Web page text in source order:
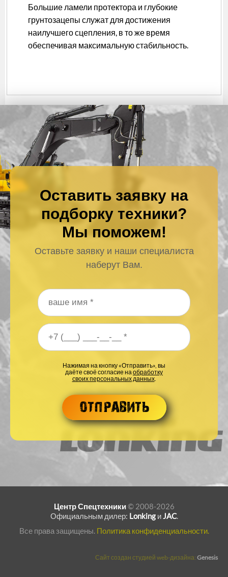
Большие ламели протектора и глубокие
грунтозацепы служат для достижения
наилучшего сцепления, в то же время
обеспечивая максимальную стабильность.
Оставить заявку на
подборку техники?
Мы поможем!
Оставьте заявку и наши специалиста
наберут Вам.
Ваше имя*
Ваш номер телефона*
Нажимая на кнопку «Отправить», вы
даёте своё согласие наобработку
своих персональных данных.
Центр Спецтехники© 2008-2026
Официальным дилер: LonkingиJAC.
Все права защищены. Политика конфиденциальности.
Сайт создан студией web-дизайна: Genesis